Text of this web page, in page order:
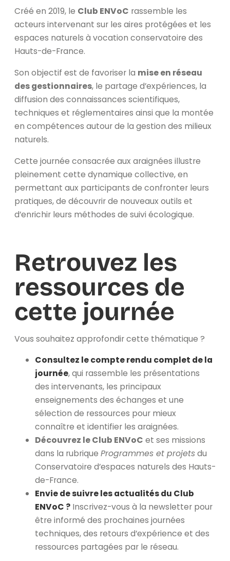
Créé en 2019, le Club ENVoC rassemble les
acteurs intervenant sur les aires protégées et les
espaces naturels à vocation conservatoire des
Hauts-de-France.
Son objectif est de favoriser la mise en réseau
des gestionnaires, le partage d’expériences, la
diffusion des connaissances scientifiques,
techniques et réglementaires ainsi que la montée
en compétences autour de la gestion des milieux
naturels.
Cette journée consacrée aux araignées illustre
pleinement cette dynamique collective, en
permettant aux participants de confronter leurs
pratiques, de découvrir de nouveaux outils et
d’enrichir leurs méthodes de suivi écologique.
Retrouvez les
ressources de
cette journée
Vous souhaitez approfondir cette thématique ?
Consultez le compte rendu complet de la
journée, qui rassemble les présentations
des intervenants, les principaux
enseignements des échanges et une
sélection de ressources pour mieux
connaître et identifier les araignées.
Découvrez le Club ENVoC et ses missions
dans la rubrique Programmes et projetsdu
Conservatoire d’espaces naturels des Hauts-
de-France.
Envie de suivre les actualités du Club
ENVoC ? Inscrivez-vous à la newsletter pour
être informé des prochaines journées
techniques, des retours d’expérience et des
ressources partagées par le réseau.